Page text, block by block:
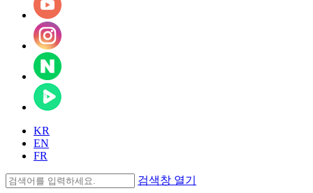
KR
EN
FR
검색창 열기